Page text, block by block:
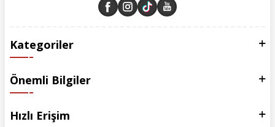
Kategoriler
Önemli Bilgiler
Hızlı Erişim